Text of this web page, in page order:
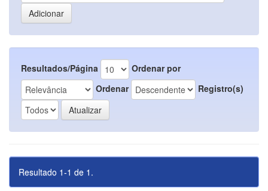
Resultados/Página
Ordenar por
Ordenar
Registro(s)
Resultado 1-1 de 1.